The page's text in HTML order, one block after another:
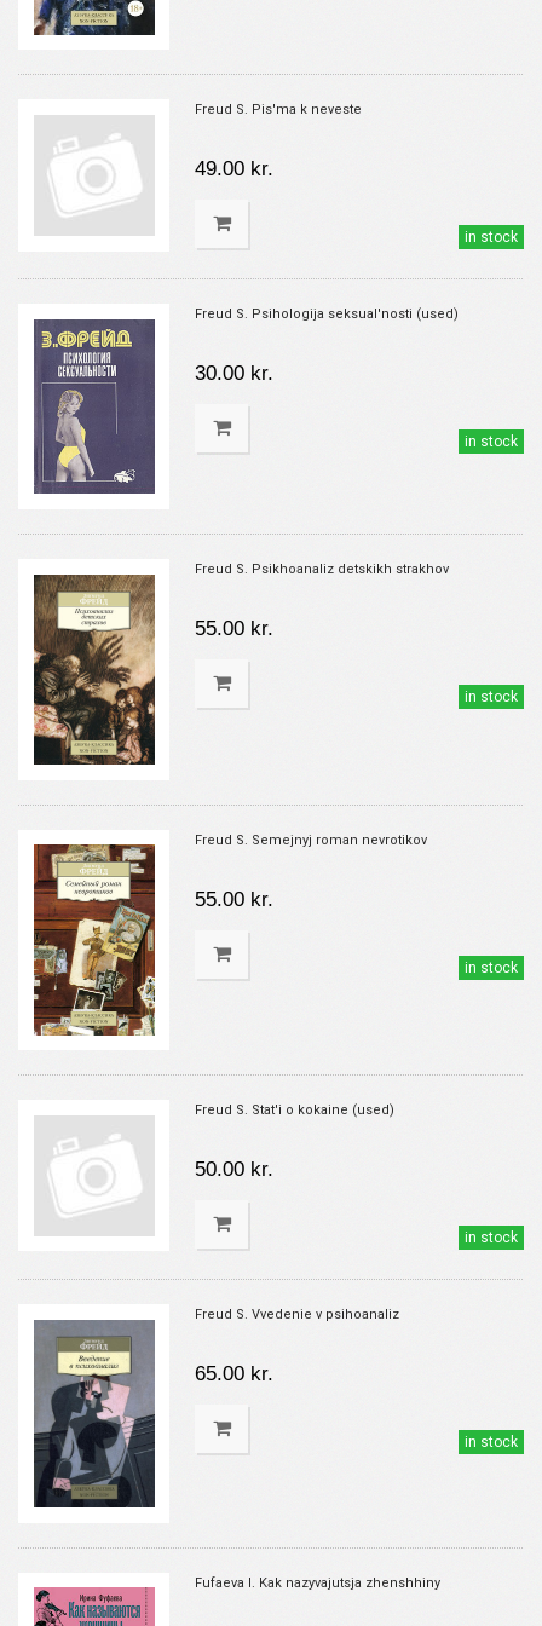
Freud S. Pis'ma k neveste
49.00 kr.
in stock
Freud S. Psihologija seksual'nosti (used)
30.00 kr.
in stock
Freud S. Psikhoanaliz detskikh strakhov
55.00 kr.
in stock
Freud S. Semejnyj roman nevrotikov
55.00 kr.
in stock
Freud S. Stat'i o kokaine (used)
50.00 kr.
in stock
Freud S. Vvedenie v psihoanaliz
65.00 kr.
in stock
Fufaeva I. Kak nazyvajutsja zhenshhiny